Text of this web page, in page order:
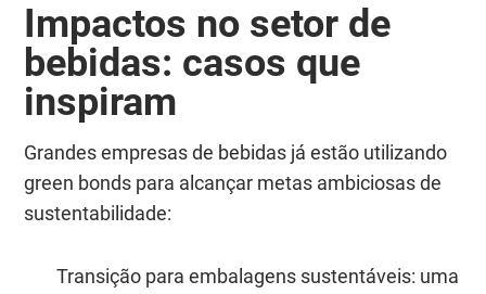
Impactos no setor de
bebidas: casos que
inspiram
Grandes empresas de bebidas já estão utilizando
green bonds para alcançar metas ambiciosas de
sustentabilidade:
Transição para embalagens sustentáveis: uma